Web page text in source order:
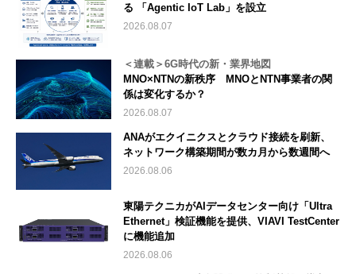
る 「Agentic IoT Lab」を設立
2026.08.07
＜連載＞6G時代の新・業界地図
MNO×NTNの新秩序 MNOとNTN事業者の関
係は変化するか？
2026.08.07
ANAがエクイニクスとクラウド接続を刷新、
ネットワーク構築期間が数カ月から数週間へ
2026.08.06
東陽テクニカがAIデータセンター向け「Ultra
Ethernet」検証機能を提供、VIAVI TestCenter
に機能追加
2026.08.06